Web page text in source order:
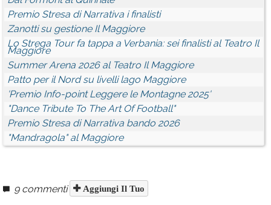
Premio Stresa di Narrativa i finalisti
Zanotti su gestione Il Maggiore
Lo Strega Tour fa tappa a Verbania: sei finalisti al Teatro Il
Maggiore
Summer Arena 2026 al Teatro Il Maggiore
Patto per il Nord su livelli lago Maggiore
'Premio Info-point Leggere le Montagne 2025'
"Dance Tribute To The Art Of Football"
Premio Stresa di Narrativa bando 2026
"Mandragola" al Maggiore
9 commenti Aggiungi Il Tuo